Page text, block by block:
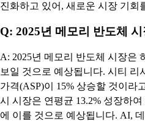
진화하고 있어, 새로운 시장 기회
Q: 2025년 메모리 반도체
A: 2025년 메모리 반도체 시장은
보일 것으로 예상됩니다. 시티 리
가격(ASP)이 15% 상승할 것이라
시 시장은 연평균 13.2% 성장하
에 이를 것으로 예상됩니다. AI,